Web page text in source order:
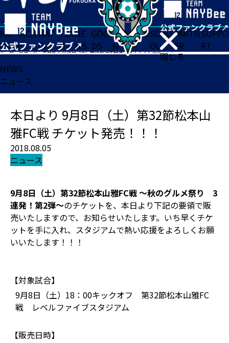
閉じる
HO
ME
TICK
ET
MAT
CH
TEA
M
NE
WS
GOO
DS
FA
N
ACADE
MY
SCHO
OL
PARTN
ER
SUPPO
RT
ホーム>ニュース>本日より 9月8日（土）第32節松本山雅FC戦 チケット発売！！！
NEWS
ニュース
本日より 9月8日（土）第32節松本山
雅FC戦 チケット発売！！！
2018.08.05
ニュース
9月8日（土）第32節松本山雅FC戦 ～秋のグルメ祭り 3
連発！第2弾～のチケットを、本日より下記の要領で販
売いたしますので、お知らせいたします。いち早くチケ
ットを手に入れ、スタジアムで熱い応援をよろしくお願
いいたします！！！
【対象試合】
9月8日（土）18：00キックオフ 第32節松本山雅FC
戦 レベルファイブスタジアム
【販売日時】